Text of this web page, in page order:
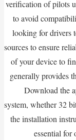
verification of pilots
to avoid
looking for drivers
sources to ensure
of your device to
generally provides
Download the
system, whether 32
the installation
essential for